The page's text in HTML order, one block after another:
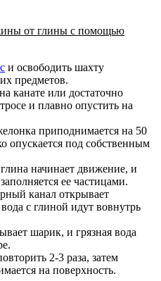
от глины с помощью
и освободить шахту
предметов.
канате или достаточно
и плавно опустить на
приподнимается на 50
опускается под собственным
начинает движение, и
ее частицами.
канал открывает
с глиной идут вовнутрь
шарик, и грязная вода
2-3 раза, затем
на поверхность.